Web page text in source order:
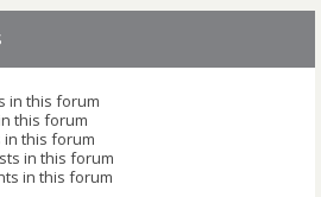
in this forum
this forum
this forum
in this forum
in this forum